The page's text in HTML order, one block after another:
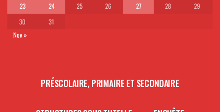
23
24 25 26 27 28
29
30
31
Nov »
PRÉSCOLAIRE, PRIMAIRE ET SECONDAIRE